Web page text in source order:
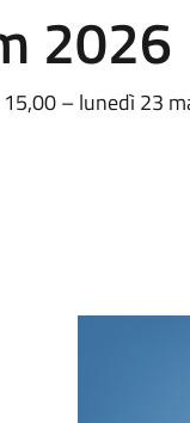
2026
– lunedì 23